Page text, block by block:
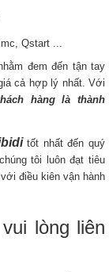
Qstart ...
đem đến tận tay
cả hợp lý nhất. Với
hàng là thành
tốt nhất đến quý
tôi luôn đạt tiêu
điều kiên vận hành
lòng liên